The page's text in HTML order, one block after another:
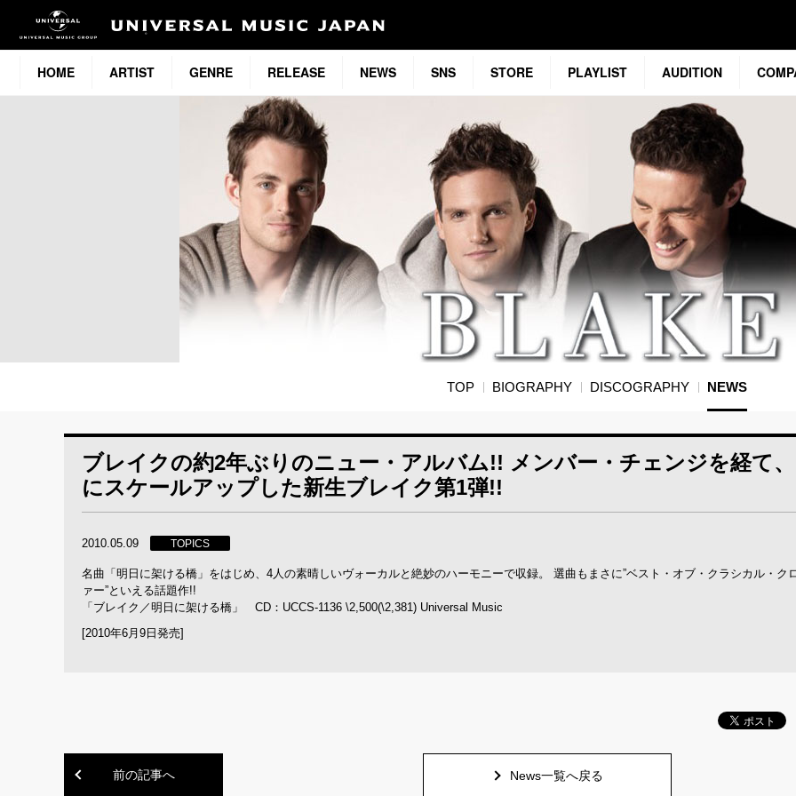
HOME ARTIST GENRE RELEASE NEWS SNS STORE PLAYLIST AUDITION
TOP BIOGRAPHY DISCOGRAPHY NEWS
ブレイクの約2年ぶりのニュー・アルバム!! メンバー・チェンジを経て
にスケールアップした新生ブレイク第1弾!!
2010.05.09 TOPICS
名曲「明日に架ける橋」をはじめ、4人の素晴しいヴォーカルと絶妙のハーモニーで収録。 選曲もまさに”ベスト・オブ・クラシカル・ク
ァー”といえる話題作!!
「ブレイク／明日に架ける橋」 CD：UCCS-1136 \2,500(\2,381) Universal Music
[2010年6月9日発売]
前の記事へ News一覧へ戻る